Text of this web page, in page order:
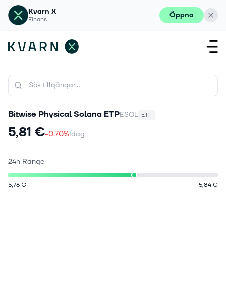
Kvarn X
Finans Öppna
Bitwise Physical Solana ETPESOL ETF
5,81 €-0.70%Idag
24h Range
5,76 € 5,84 €